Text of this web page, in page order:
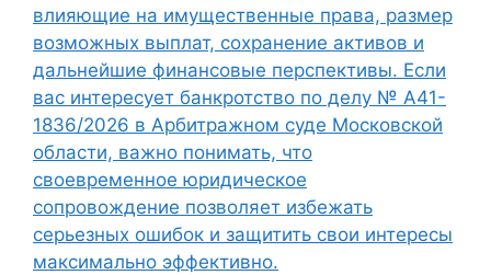
влияющие на имущественные права, размер
возможных выплат, сохранение активов и
дальнейшие финансовые перспективы. Если
вас интересует банкротство по делу № А41-
1836/2026 в Арбитражном суде Московской
области, важно понимать, что
своевременное юридическое
сопровождение позволяет избежать
серьезных ошибок и защитить свои интересы
максимально эффективно.